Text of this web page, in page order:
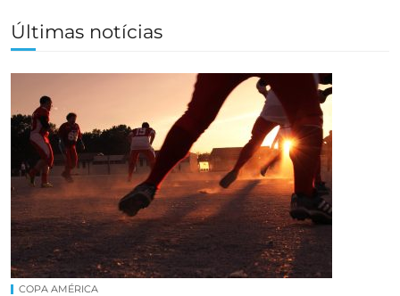
Últimas notícias
COPA AMÉRICA